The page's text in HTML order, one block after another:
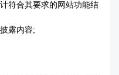
符合其要求的网站功能结
露内容;